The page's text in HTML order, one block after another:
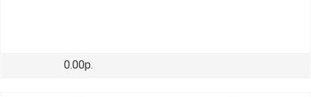
0.00р.